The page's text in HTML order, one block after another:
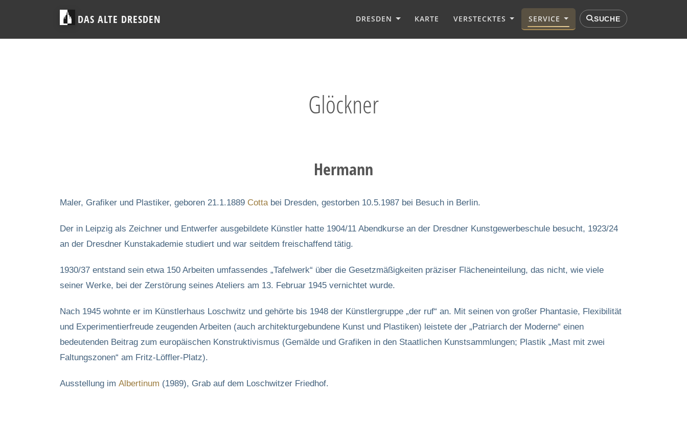
DAS ALTE DRESDEN DRESDEN KARTE VERSTECKTES SERVICE SUCHE
Glöckner
Hermann
Maler, Grafiker und Plastiker, geboren 21.1.1889 Cotta bei Dresden, gestorben 10.5.1987 bei Besuch in Berlin.
Der in Leipzig als Zeichner und Entwerfer ausgebildete Künstler hatte 1904/11 Abendkurse an der Dresdner Kunstgewerbeschule besucht, 1923/24
an der Dresdner Kunstakademie studiert und war seitdem freischaffend tätig.
1930/37 entstand sein etwa 150 Arbeiten umfassendes „Tafelwerk“ über die Gesetzmäßigkeiten präziser Flächeneinteilung, das nicht, wie viele
seiner Werke, bei der Zerstörung seines Ateliers am 13. Februar 1945 vernichtet wurde.
Nach 1945 wohnte er im Künstlerhaus Loschwitz und gehörte bis 1948 der Künstlergruppe „der ruf“ an. Mit seinen von großer Phantasie, Flexibilität
und Experimentierfreude zeugenden Arbeiten (auch architekturgebundene Kunst und Plastiken) leistete der „Patriarch der Moderne“ einen
bedeutenden Beitrag zum europäischen Konstruktivismus (Gemälde und Grafiken in den Staatlichen Kunstsammlungen; Plastik „Mast mit zwei
Faltungszonen“ am Fritz-Löffler-Platz).
Ausstellung im Albertinum (1989), Grab auf dem Loschwitzer Friedhof.